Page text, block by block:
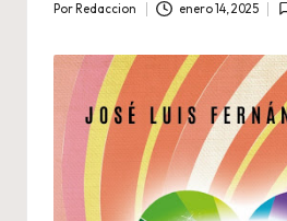
Por Redaccion enero 14, 2025